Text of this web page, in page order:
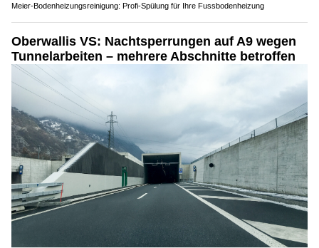
Meier-Bodenheizungsreinigung: Profi-Spülung für Ihre Fussbodenheizung
Oberwallis VS: Nachtsperrungen auf A9 wegen
Tunnelarbeiten – mehrere Abschnitte betroffen